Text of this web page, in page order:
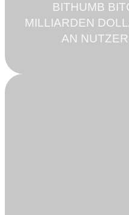
BITHUMB
MILLIARDEN
AN